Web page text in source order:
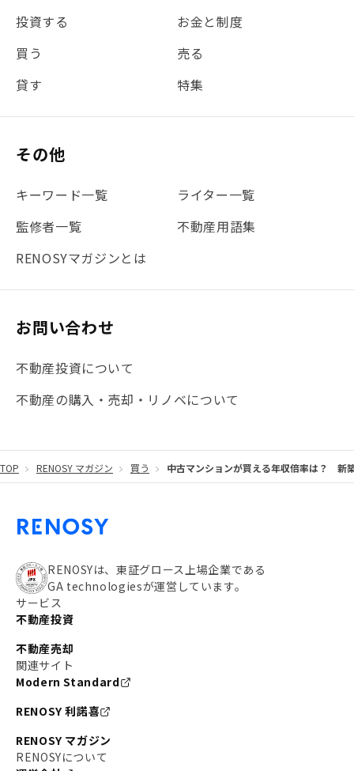
#REIT
#新型コロナ #ETF #固定資産税
#団体信用生命保険
#贈与税 #災害に備える
#書類
#リノシーチャンネル
#不動産投資体験レポ
#地震対策
#セミナー #渋谷
#ふるさと納税
#法人化
#クラウドファンディング #JR京浜東北線
#まとめ #融資 #目黒
#JR湘南新宿ライン
#20代 #都営浅草線
#東急東横線
#都営大江戸線
#都営三田線 #不労所得
#私の資産ポートフォリオ
#わたしのリノベーションストーリー #JR横須賀線
#東京メトロ副都心線
#東京メトロ銀座線
#東京メトロ半蔵門線
#日暮里・舎人ライナー
投資する
お金と制度
買う
売る
貸す
特集
その他
キーワード一覧
ライター一覧
監修者一覧
不動産用語集
RENOSYマガジンとは
お問い合わせ
不動産投資について
不動産の購入・売却・リノベについて
TOP RENOSY マガジン 買う 中古マンションが買える年収倍率は？ 新
RENOSYは、東証グロース上場企業である
GA technologiesが運営しています。
サービス
不動産投資
不動産売却
関連サイト
Modern Standard
RENOSY 利諾喜
RENOSY マガジン
RENOSYについて